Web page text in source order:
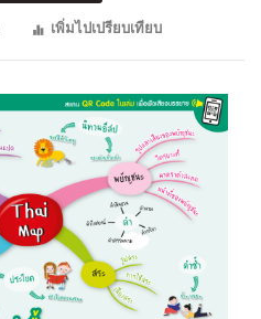
เพิ่มไปเปรียบเทียบ